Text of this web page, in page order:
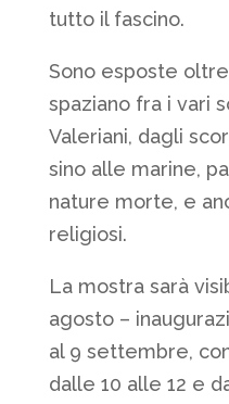
tutto il fascino.
Sono esposte
spaziano fra i vari
Valeriani, dagli
sino alle marine,
nature morte, e
religiosi.
La mostra sarà
agosto –
al 9 settembre,
dalle 10 alle 12 e